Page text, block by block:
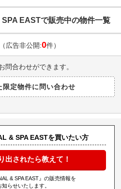
EASTで販売中の物件一覧
広告非公開:0件）
問合わせができます。
& SPA EASTを買いたい方
出されたら教えて！
& SPA EAST』の販売情報を
らせいたします。